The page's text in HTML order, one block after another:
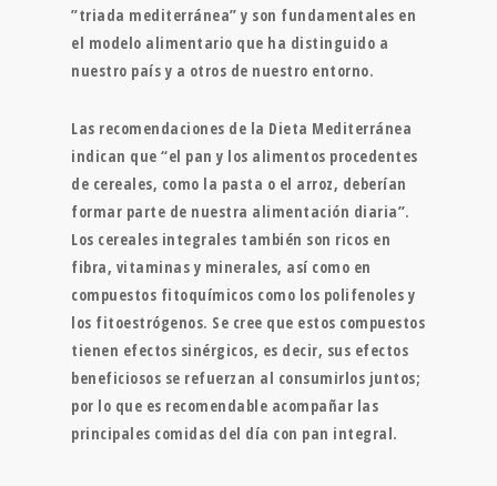
”triada mediterránea” y son fundamentales en
el modelo alimentario que ha distinguido a
nuestro país y a otros de nuestro entorno.
Las recomendaciones de la Dieta Mediterránea
indican que “el pan y los alimentos procedentes
de cereales, como la pasta o el arroz, deberían
formar parte de nuestra alimentación diaria”.
Los cereales integrales también son ricos en
fibra, vitaminas y minerales, así como en
compuestos fitoquímicos como los polifenoles y
los fitoestrógenos. Se cree que estos compuestos
tienen efectos sinérgicos, es decir, sus efectos
beneficiosos se refuerzan al consumirlos juntos;
por lo que es recomendable acompañar las
principales comidas del día con pan integral.